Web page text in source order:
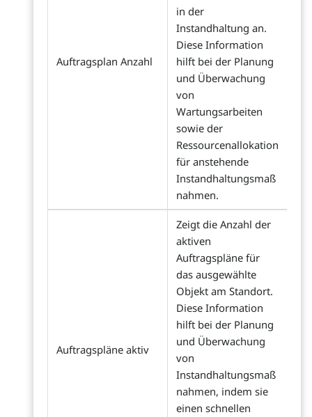
Auftragsplan Anzahl
in der
Instandhaltung an.
Diese Information
hilft bei der Planung
und Überwachung
von
Wartungsarbeiten
sowie der
Ressourcenallokation
für anstehende
Instandhaltungsmaß
nahmen.
Auftragspläne aktiv
Zeigt die Anzahl der
aktiven
Auftragspläne für
das ausgewählte
Objekt am Standort.
Diese Information
hilft bei der Planung
und Überwachung
von
Instandhaltungsmaß
nahmen, indem sie
einen schnellen